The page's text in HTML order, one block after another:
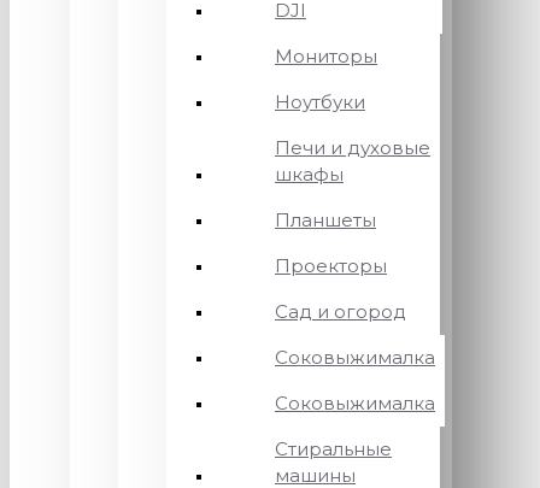
DJI
Мониторы
Ноутбуки
Печи и духовые
шкафы
Планшеты
Проекторы
Сад и огород
Соковыжималка
Соковыжималка
Стиральные
машины